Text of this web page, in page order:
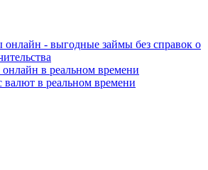
- выгодные займы без справок о
в реальном времени
валют в реальном времени